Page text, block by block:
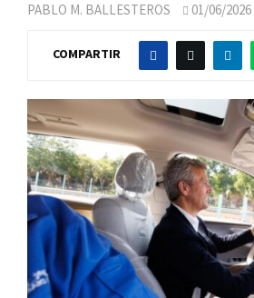
PABLO M. BALLESTEROS 01/06/2026
COMPARTIR